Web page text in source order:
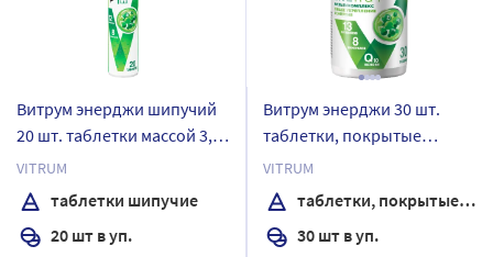
Витрум энерджи шипучий
20 шт. таблетки массой 3,8
г
VITRUM
таблетки шипучие
20 шт в уп.
Витрум энерджи 30 шт.
таблетки, покрытые
оболочкой массой 1400 мг
VITRUM
таблетки, покрытые оболочкой
30 шт в уп.